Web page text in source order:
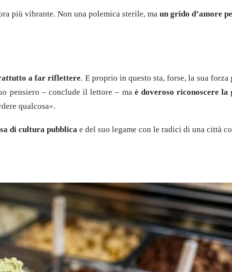
più vibrante. Non una polemica sterile, ma un grido d’amore
a far riflettere. E proprio in questo sta, forse, la sua
pensiero – conclude il lettore – ma è doveroso riconoscere
qualcosa».
di cultura pubblica e del suo legame con le radici di una città